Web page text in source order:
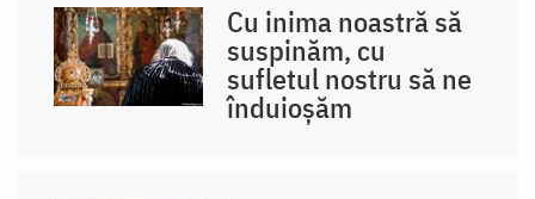
Cu inima noastră să
suspinăm, cu
sufletul nostru să ne
înduioșăm